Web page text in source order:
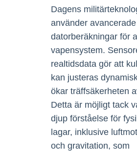
Dagens
använder avancerade
datorberäkningar för
vapensystem.
realtidsdata gör att
kan justeras
ökar träffsäkerheten
Detta är möjligt tack
djup förståelse för
lagar, inklusive
och gravitation, som